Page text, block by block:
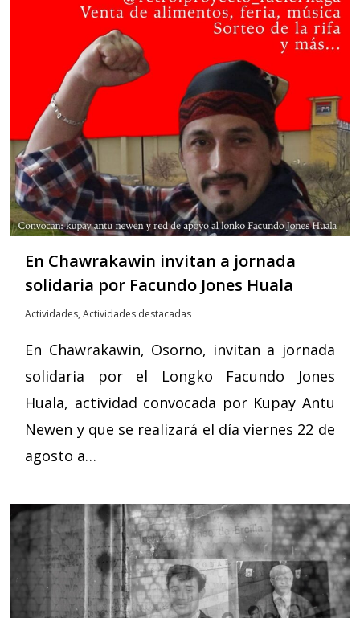
En Chawrakawin invitan a jornada
solidaria por Facundo Jones Huala
Actividades,Actividades destacadas
En Chawrakawin, Osorno, invitan a jornada
solidaria por el Longko Facundo Jones
Huala, actividad convocada por Kupay Antu
Newen y que se realizará el día viernes 22 de
agosto a…